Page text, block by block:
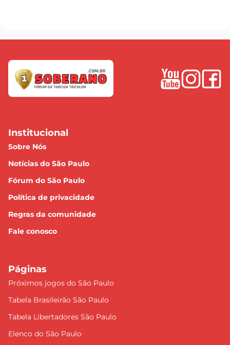
Institucional
Sobre Nós
Notícias do São Paulo
Fórum do São Paulo
Política de privacidade
Regras da comunidade
Fale conosco
Páginas
Próximos jogos do São Paulo
Tabela Brasileirão São Paulo
Tabela Libertadores São Paulo
Elenco do São Paulo